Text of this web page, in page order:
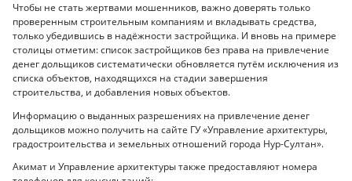
Чтобы не стать жертвами мошенников, важно доверять только
проверенным строительным компаниям и вкладывать средства,
только убедившись в надёжности застройщика. И вновь на примере
столицы отметим: список застройщиков без права на привлечение
денег дольщиков систематически обновляется путём исключения из
списка объектов, находящихся на стадии завершения
строительства, и добавления новых объектов.
Информацию о выданных разрешениях на привлечение денег
дольщиков можно получить на сайте ГУ «Управление архитектуры,
градостроительства и земельных отношений города Нур-Султан».
Акимат и Управление архитектуры также предоставляют номера